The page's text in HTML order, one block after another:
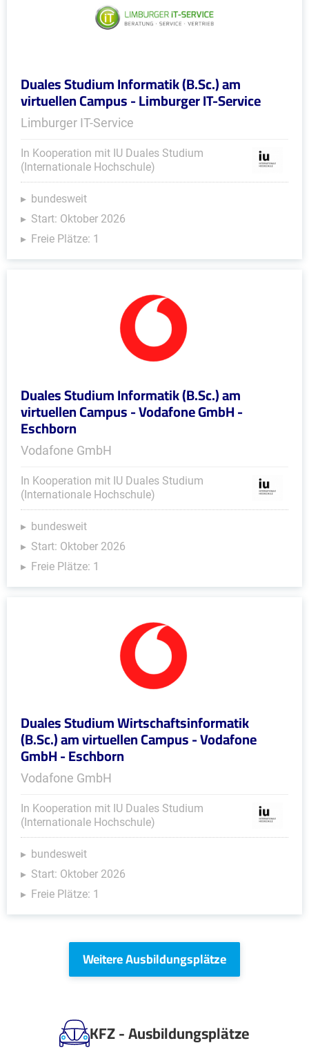
Duales Studium Informatik (B.Sc.) am
virtuellen Campus - Limburger IT-Service
Limburger IT-Service
In Kooperation mit IU Duales Studium
(Internationale Hochschule)
bundesweit
Start: Oktober 2026
Freie Plätze: 1
Duales Studium Informatik (B.Sc.) am
virtuellen Campus - Vodafone GmbH -
Eschborn
Vodafone GmbH
In Kooperation mit IU Duales Studium
(Internationale Hochschule)
bundesweit
Start: Oktober 2026
Freie Plätze: 1
Duales Studium Wirtschaftsinformatik
(B.Sc.) am virtuellen Campus - Vodafone
GmbH - Eschborn
Vodafone GmbH
In Kooperation mit IU Duales Studium
(Internationale Hochschule)
bundesweit
Start: Oktober 2026
Freie Plätze: 1
Weitere Ausbildungsplätze
KFZ - Ausbildungsplätze